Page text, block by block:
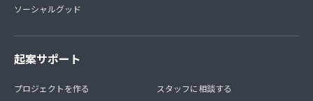
ソーシャルグッド
起案サポート
プロジェクトを作る
スタッフに相談する